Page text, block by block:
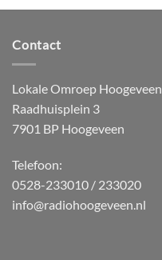
Contact
Lokale Omroep Hoogeveen
Raadhuisplein 3
7901 BP Hoogeveen
Telefoon:
0528-233010 / 233020
info@radiohoogeveen.nl